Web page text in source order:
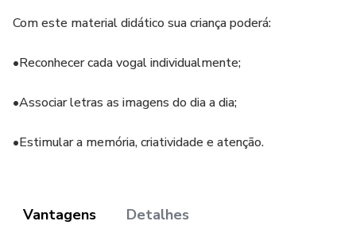
Com este material didático sua criança poderá:
•Reconhecer cada vogal individualmente;
•Associar letras as imagens do dia a dia;
•Estimular a memória, criatividade e atenção.
Vantagens Detalhes